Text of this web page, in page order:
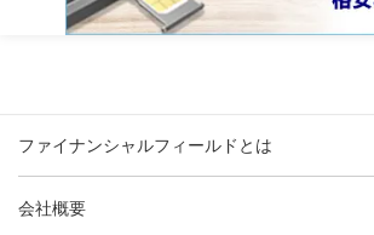
ファイナンシャルフィールドとは
会社概要